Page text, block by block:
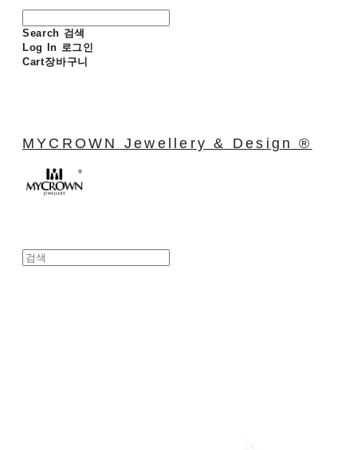
Search 검색
Log In 로그인
Cart장바구니
MYCROWN Jewellery & Design ®